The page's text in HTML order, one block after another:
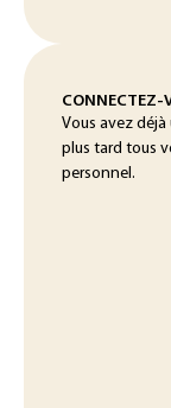
CONNECTEZ-
Vous avez
plus tard tous
personnel.